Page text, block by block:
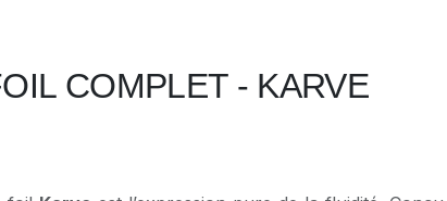
COMPLET - KARVE